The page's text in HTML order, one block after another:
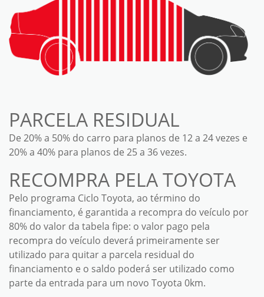
PARCELA RESIDUAL
De 20% a 50% do carro para planos de 12 a 24 vezes e
20% a 40% para planos de 25 a 36 vezes.
RECOMPRA PELA TOYOTA
Pelo programa Ciclo Toyota, ao término do
financiamento, é garantida a recompra do veículo por
80% do valor da tabela fipe: o valor pago pela
recompra do veículo deverá primeiramente ser
utilizado para quitar a parcela residual do
financiamento e o saldo poderá ser utilizado como
parte da entrada para um novo Toyota 0km.